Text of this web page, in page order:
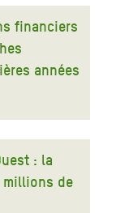
financiers
années
: la
millions de